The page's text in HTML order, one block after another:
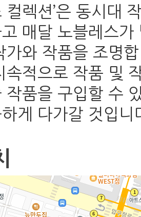
컬렉션’은 동시대
매달 노블레스
가와 작품을 조명
속적으로 작품 및
작품을 구입할 수
게 다가갈 것입니